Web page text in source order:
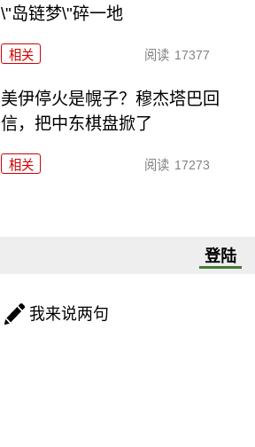
\"岛链梦\"碎一地
相关 阅读 17377
美伊停火是幌子？穆杰塔巴回
信，把中东棋盘掀了
相关 阅读 17273
登陆
我来说两句